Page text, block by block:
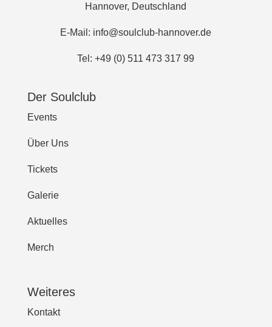
Hannover, Deutschland
E-Mail: info@soulclub-hannover.de
Tel: +49 (0) 511 473 317 99
Der Soulclub
Events
Über Uns
Tickets
Galerie
Aktuelles
Merch
Weiteres
Kontakt